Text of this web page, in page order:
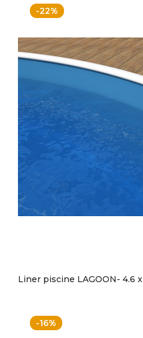
-22%
Liner piscine LAGOON- 4.6 x
-16%